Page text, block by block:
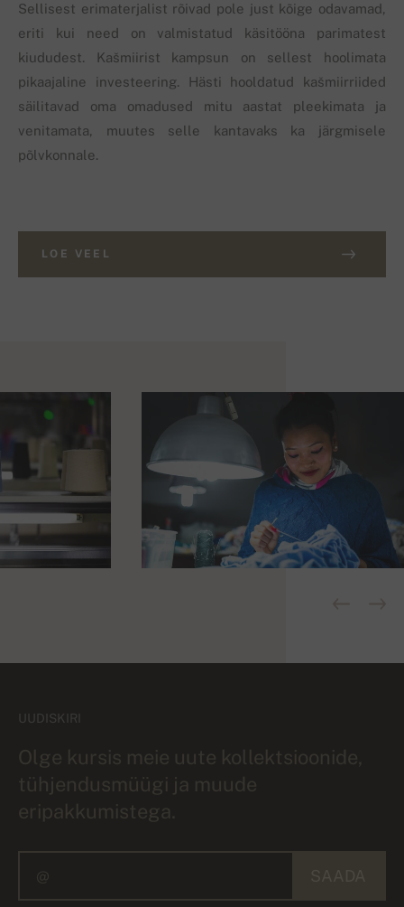
Sellisest erimaterjalist rõivad pole just kõige odavamad,
eriti kui need on valmistatud käsitööna parimatest
kiududest. Kašmiirist kampsun on sellest hoolimata
pikaajaline investeering. Hästi hooldatud kašmiirriided
säilitavad oma omadused mitu aastat pleekimata ja
venitamata, muutes selle kantavaks ka järgmisele
põlvkonnale.
LOE VEEL
UUDISKIRI
Olge kursis meie uute kollektsioonide,
tühjendusmüügi ja muude
eripakkumistega.